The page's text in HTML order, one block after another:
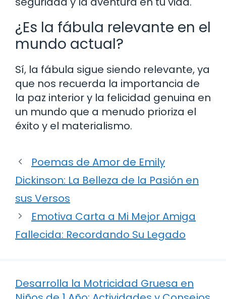
¿Es la fábula relevante en el
mundo actual?
Sí, la fábula sigue siendo relevante, ya
que nos recuerda la importancia de
la paz interior y la felicidad genuina en
un mundo que a menudo prioriza el
éxito y el materialismo.
Poemas de Amor de Emily
Dickinson: La Belleza de la Pasión en
sus Versos
Emotiva Carta a Mi Mejor Amiga
Fallecida: Recordando Su Legado
Desarrolla la Motricidad Gruesa en